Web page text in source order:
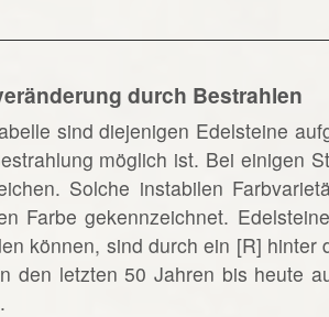
durch Bestrahlen
sind diejenigen Edelsteine
möglich ist. Bei einigen
Solche instabilen
Farbe gekennzeichnet.
können, sind durch ein [R] hinter
den letzten 50 Jahren bis heute